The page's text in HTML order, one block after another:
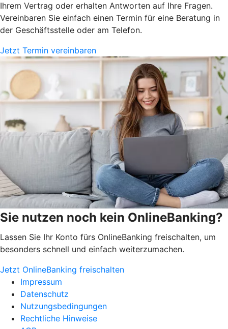
Ihrem Vertrag oder erhalten Antworten auf Ihre Fragen.
Vereinbaren Sie einfach einen Termin für eine Beratung in
der Geschäftsstelle oder am Telefon.
Jetzt Termin vereinbaren
Sie nutzen noch kein OnlineBanking?
Lassen Sie Ihr Konto fürs OnlineBanking freischalten, um
besonders schnell und einfach weiterzumachen.
Jetzt OnlineBanking freischalten
Impressum
Datenschutz
Nutzungsbedingungen
Rechtliche Hinweise